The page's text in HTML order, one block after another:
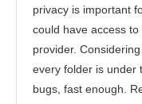
privacy is important
could have access
provider.
every folder is under
bugs, fast enough.